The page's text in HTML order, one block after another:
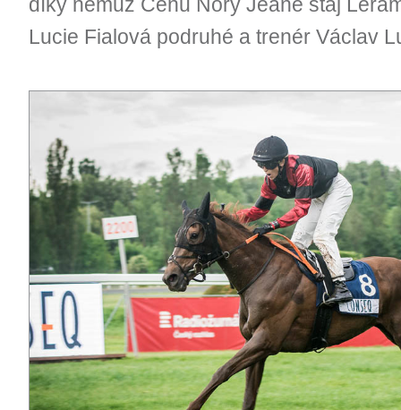
díky němuž Cenu Nory Jeane stáj
Lucie Fialová podruhé a trenér Václav